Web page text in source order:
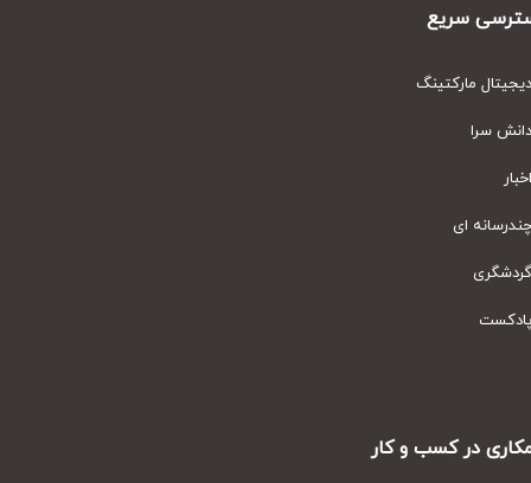
سریع
مارکتینگ
سرا
ای
در کسب و کار